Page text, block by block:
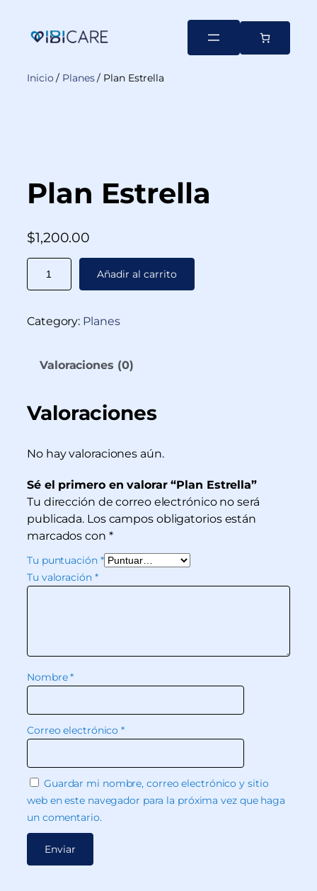
Inicio / Planes/ Plan Estrella
Plan Estrella
$1,200.00
Añadir al carrito
Category: Planes
Valoraciones (0)
Valoraciones
No hay valoraciones aún.
Sé el primero en valorar “Plan Estrella”
Tu dirección de correo electrónico no será
publicada. Los campos obligatorios están
marcados con *
Tu puntuación *
Tu valoración *
Nombre*
Correo electrónico*
Guardar mi nombre, correo electrónico y sitio
web en este navegador para la próxima vez que haga
un comentario.